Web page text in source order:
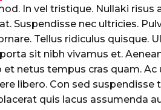
In vel tristique. Nullaki risus
Suspendisse nec ultricies.
Tellus ridiculus quisque.
sit nibh vivamus et.
et netus tempus cras quam.
libero. Con sed suspendisse
quis lacus assumenda